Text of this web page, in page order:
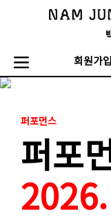
회원가입
퍼포먼스
퍼포